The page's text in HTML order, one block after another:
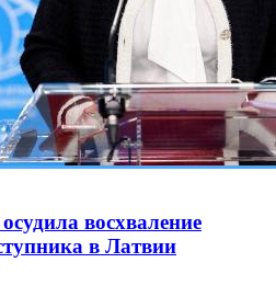
восхваление
в Латвии